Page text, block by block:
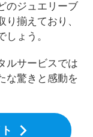
のジュエリーブ
揃えており、
ょう。
ルサービスでは
な驚きと感動を